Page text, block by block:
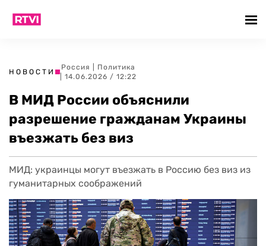
НОВОСТИ
Россия
Политика
| 14.06.2026 / 12:22
В МИД России объяснили
разрешение гражданам Украины
въезжать без виз
МИД: украинцы могут въезжать в Россию без виз из
гуманитарных соображений